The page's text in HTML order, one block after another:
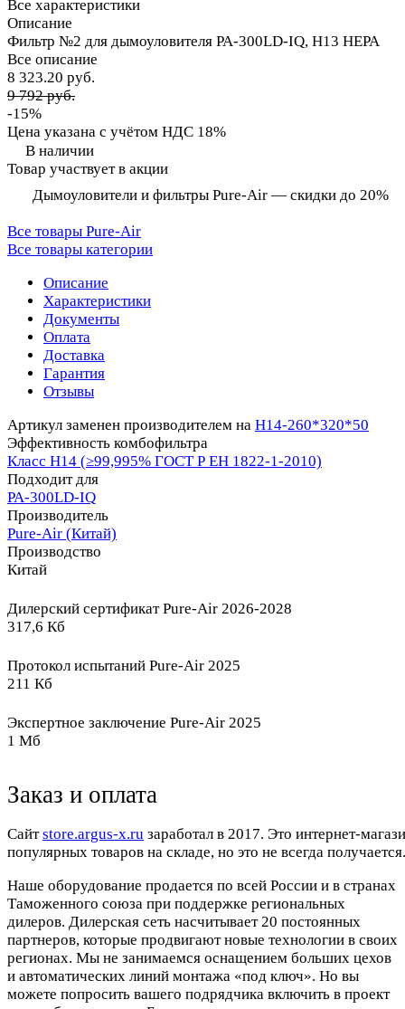
Все характеристики
Описание
Фильтр №2 для дымоуловителя PA-300LD-IQ, H13 HEPA
Все описание
8 323.20 руб.
9 792 руб.
-15%
Цена указана с учётом НДС 18%
В наличии
Товар участвует в акции
Дымоуловители и фильтры Pure-Air — скидки до 20%
Все товары Pure-Air
Все товары категории
Описание
Характеристики
Документы
Оплата
Доставка
Гарантия
Отзывы
Артикул заменен производителем на H14-260*320*50
Эффективность комбофильтра
Класс Н14 (≥99,995% ГОСТ Р ЕН 1822-1-2010)
Подходит для
PA-300LD-IQ
Производитель
Pure-Air (Китай)
Производство
Китай
Дилерский сертификат Pure-Air 2026-2028
317,6 Кб
Протокол испытаний Pure-Air 2025
211 Кб
Экспертное заключение Pure-Air 2025
1 Мб
Заказ и оплата
Cайтstore.argus-x.ru заработал в 2017. Это интернет-
популярных товаров на складе, но это не всегда
Наше оборудование продается по всей России и в странах
Таможенного союза при поддержке региональных
дилеров. Дилерская сеть насчитывает 20 постоянных
партнеров, которые продвигают новые технологии в своих
регионах. Мы не занимаемся оснащением больших цехов
и автоматических линий монтажа «под ключ». Но вы
можете попросить вашего подрядчика включить в проект